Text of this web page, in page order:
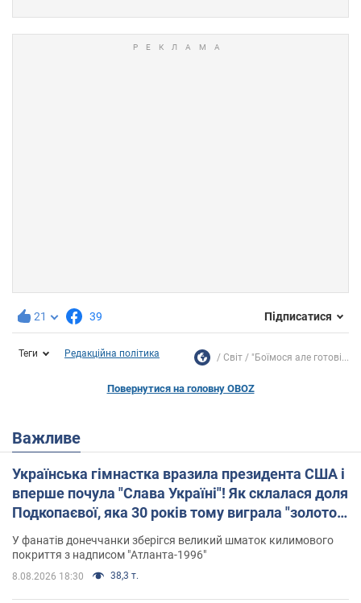
21 39 Підписатися
Теги Редакційна політика Світ "Боїмося але готові...
Повернутися на головну OBOZ
Важливе
Українська гімнастка вразила президента США і
вперше почула "Слава Україні"! Як склалася доля
Подкопаєвої, яка 30 років тому виграла "золото"
Олімпіади
У фанатів донеччанки зберігся великий шматок килимового
покриття з надписом "Атланта-1996"
8.08.2026 18:30 38,3 т.